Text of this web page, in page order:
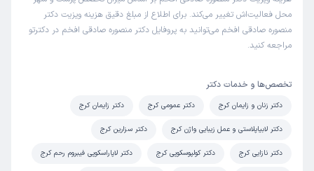
محل فعالیت‌اش تغییر می‌کند. برای اطلاع از مبلغ دقیق هزینه ویزیت دکتر
منصوره صادقی افخم می‌توانید به پروفایل دکتر منصوره صادقی افخم در دکترتو
مراجعه کنید.
تخصص‌ها و خدمات دکتر
دکتر زنان و زایمان کرج دکتر عمومی کرج دکتر زایمان کرج
دکتر لابیاپلاستی و عمل زیبایی واژن کرج دکتر سزارین کرج
دکتر نازایی کرج دکتر کولپوسکوپی کرج دکتر لاپاراسکوپی فیبروم رحم کرج